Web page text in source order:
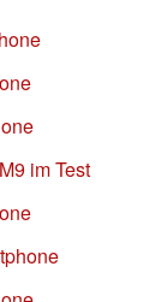
im Test